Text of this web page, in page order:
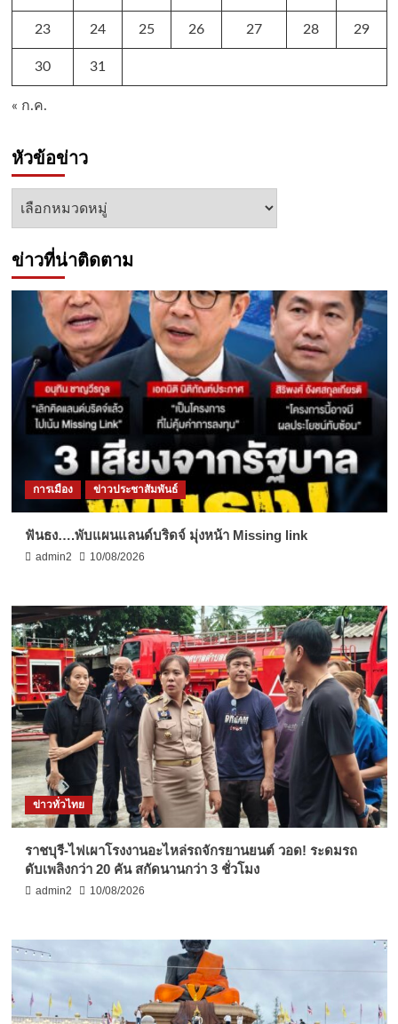
23 24 25 26 27 28 29
30 31
« ก.ค.
หัวข้อข่าว
หัวข้อ
ข่าวที่น่าติดตาม
การเมือง ข่าวประชาสัมพันธ์
ฟันธง….พับแผนแลนด์บริดจ์ มุ่งหน้า Missing link
admin2 10/08/2026
ข่าวทั่วไทย
ราชบุรี-ไฟเผาโรงงานอะไหล่รถจักรยานยนต์ วอด! ระดมรถ
ดับเพลิงกว่า 20 คัน สกัดนานกว่า 3 ชั่วโมง
admin2 10/08/2026